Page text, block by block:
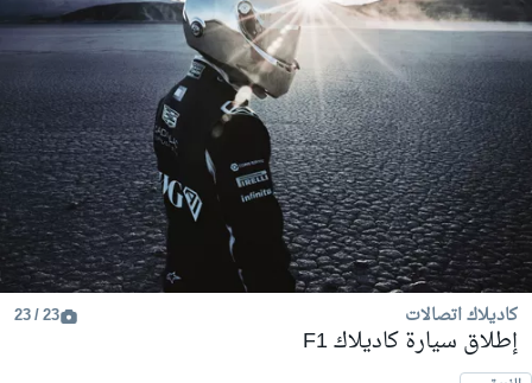
كاديلاك اتصالات 23 / 23
إطلاق سيارة كاديلاك F1